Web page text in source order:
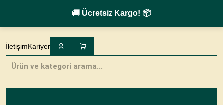
🚚 Ücretsiz Kargo! 📦
content
search
İletişimKariyer